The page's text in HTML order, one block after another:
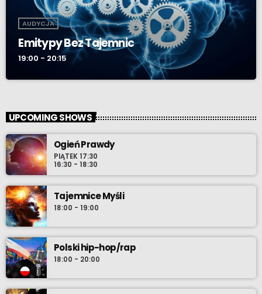
AUDYCJA
Emitypy Bez Tajemnic
19:00 - 20:15
UPCOMING SHOWS
Ogień Prawdy
PIĄTEK 17:30
16:30 - 18:30
Tajemnice Myśli
18:00 - 19:00
Polski hip-hop/rap
18:00 - 20:00